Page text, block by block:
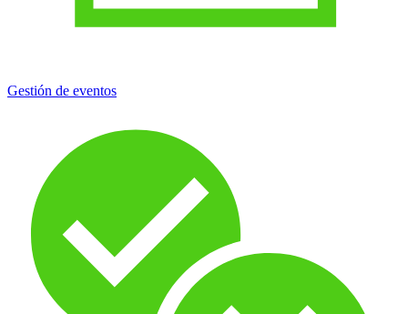
Gestión de eventos